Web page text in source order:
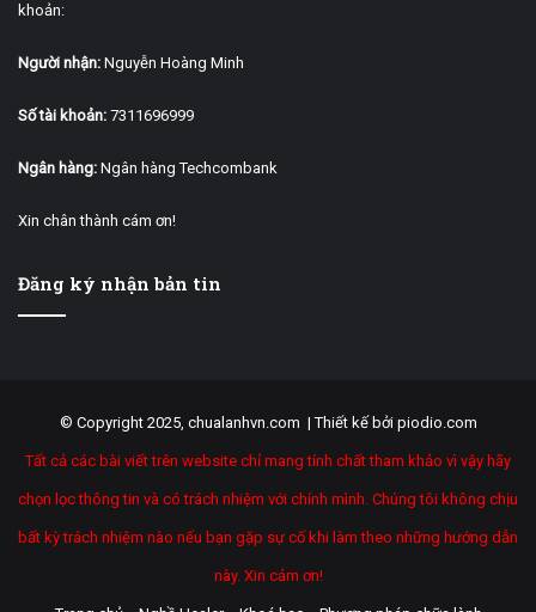
khoản:
Người nhận: Nguyễn Hoàng Minh
Số tài khoản: 7311696999
Ngân hàng: Ngân hàng Techcombank
Xin chân thành cám ơn!
Đăng ký nhận bản tin
© Copyright 2025, chualanhvn.com |Thiết kế bởi piodio.com
Tất cả các bài viết trên website chỉ mang tính chất tham khảo vì vậy hãy
chọn lọc thông tin và có trách nhiệm với chính mình. Chúng tôi không chịu
bất kỳ trách nhiệm nào nếu bạn gặp sự cố khi làm theo những hướng dẫn
này. Xin cảm ơn!